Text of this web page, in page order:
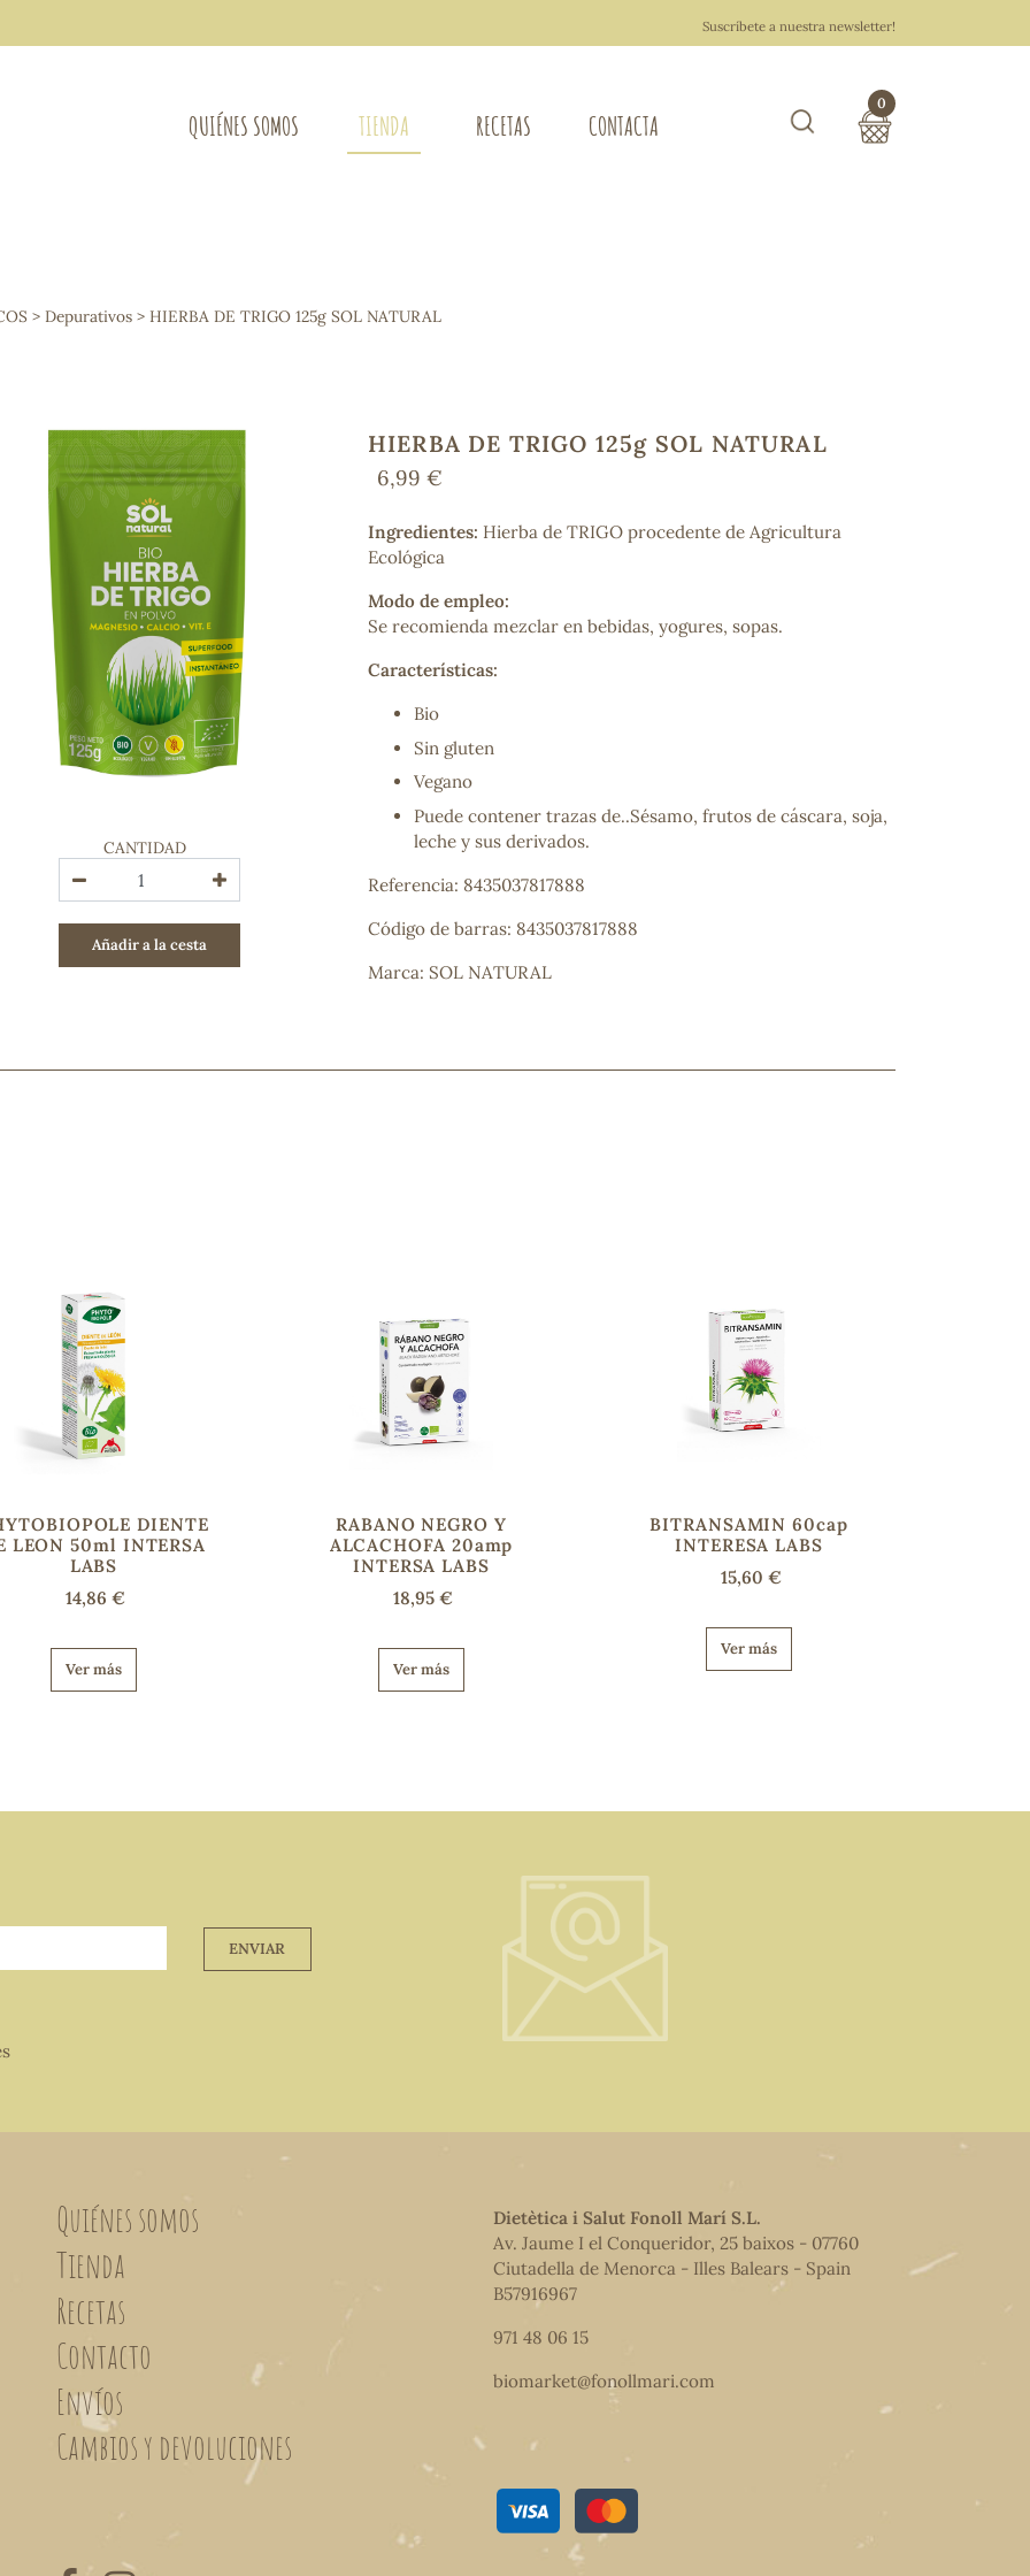
Suscríbete a nuestra newsletter!
QUIÉNES SOMOS TIENDA
Osteo-articular
Mujer
Control de peso
Extracto de plantas
Ácidos Grasos
Depurativos
Bienestar emocional
Jalea Real
Memoria
Hierro
Deporte
Digestivos
Circulatorio, colesterol y glucosa
Superalimentos
Proteína
Energía
COSMÉTICA E HIGIENE PERSONAL
Cremas, lociones y aceites corporales
Hombre
Higiene personal
Labiales
Higiene íntima
contáctanos
y lo encontraremos
RECETAS CONTACTA
0
> Depurativos > HIERBA DE TRIGO 125g SOL NATURAL
CANTIDAD
Añadir a la cesta
HIERBA DE TRIGO 125g SOL NATURAL
6,99 €
Ingredientes: Hierba de TRIGO procedente de Agricultura
Ecológica
Modo de empleo:
Se recomienda mezclar en bebidas, yogures, sopas.
Características:
Bio
Sin gluten
Vegano
Puede contener trazas de..Sésamo, frutos de cáscara, soja,
leche y sus derivados.
Referencia: 8435037817888
Código de barras: 8435037817888
Marca: SOL NATURAL
DIENTE
LEON 50ml INTERSA
LABS
14,86 €
Ver más
RABANO NEGRO Y
ALCACHOFA 20amp
INTERSA LABS
18,95 €
Ver más
BITRANSAMIN 60cap
INTERESA LABS
15,60 €
Ver más
ENVIAR
Quiénes somos
Tienda
Recetas
Contacto
Envíos
Cambios y devoluciones
Dietètica i Salut Fonoll Marí S.L.
Av. Jaume I el Conqueridor, 25 baixos - 07760
Ciutadella de Menorca - Illes Balears - Spain
B57916967
971 48 06 15
biomarket@fonollmari.com